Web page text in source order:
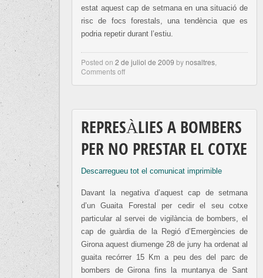
estat aquest cap de setmana en una situació de
risc de focs forestals, una tendència que es
podria repetir durant l’estiu.
Posted on 2 de juliol de 2009 by nosaltres
Comments off
REPRESÀLIES A BOMBERS
PER NO PRESTAR EL COTXE
Descarregueu tot el comunicat imprimible
Davant la negativa d’aquest cap de setmana
d’un Guaita Forestal per cedir el seu cotxe
particular al servei de vigilància de bombers, el
cap de guàrdia de la Regió d’Emergències de
Girona aquest diumenge 28 de juny ha ordenat al
guaita recórrer 15 Km a peu des del parc de
bombers de Girona fins la muntanya de Sant